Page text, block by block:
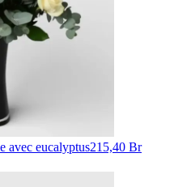
avec eucalyptus215,40 Br